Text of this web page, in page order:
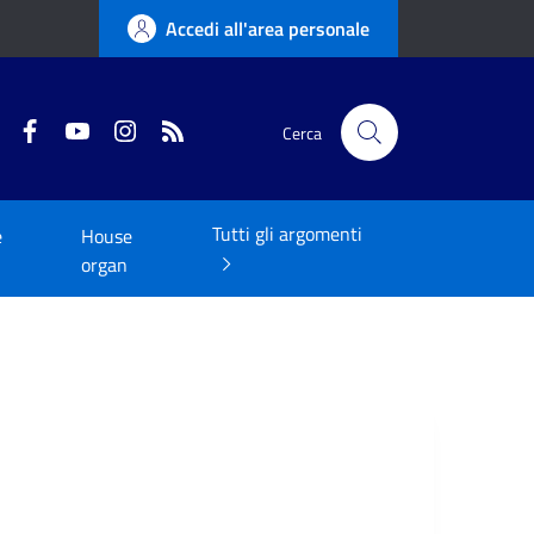
Accedi all'area personale
Twitter FacebookYouTubeInstagram Cerca
House
organ
Tutti gli argomenti